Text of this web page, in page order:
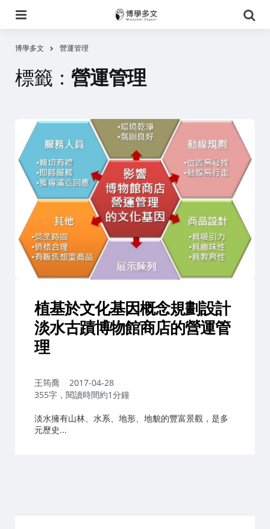
尋
博學多文 營運管理
標籤： 營運管理
植基於文化基因概念規劃設計
淡水古蹟博物館商店的營運管
理
作
者：
王筠喬
2017-04-28
355字，閱讀時間約1分鐘
淡水擁有山林、水系、地形、地貌的豐富景觀，是多
元歷史...